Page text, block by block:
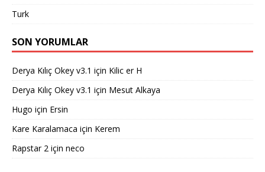
Turk
SON YORUMLAR
Derya Kılıç Okey v3.1 için Kilic er H
Derya Kılıç Okey v3.1 için Mesut Alkaya
Hugo için Ersin
Kare Karalamaca için Kerem
Rapstar 2 için neco